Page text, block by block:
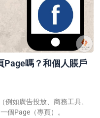
Page嗎？和個人賬戶
例如廣告投放、商務工具、
個Page（專頁）。